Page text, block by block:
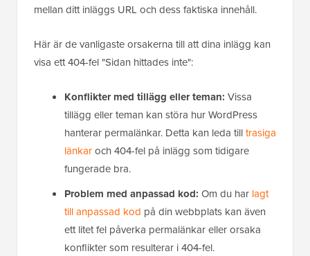
mellan ditt inläggs URL och dess faktiska innehåll.
Här är de vanligaste orsakerna till att dina inlägg kan
visa ett 404-fel "Sidan hittades inte":
Konflikter med tillägg eller teman: Vissa
tillägg eller teman kan störa hur WordPress
hanterar permalänkar. Detta kan leda tilltrasiga
länkaroch 404-fel på inlägg som tidigare
fungerade bra.
Problem med anpassad kod: Om du har lagt
till anpassad kod på din webbplats kan även
ett litet fel påverka permalänkar eller orsaka
konflikter som resulterar i 404-fel.